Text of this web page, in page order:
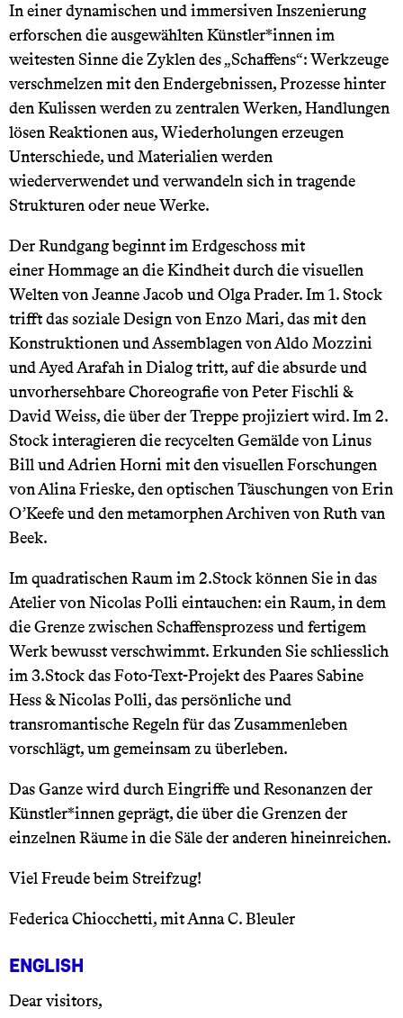
In einer dynamischen und immersiven Inszenierung
erforschen die ausgewählten Künstler*innen im
weitesten Sinne die Zyklen des „Schaffens“: Werkzeuge
verschmelzen mit den Endergebnissen, Prozesse hinter
den Kulissen werden zu zentralen Werken, Handlungen
lösen Reaktionen aus, Wiederholungen erzeugen
Unterschiede, und Materialien werden
wiederverwendet und verwandeln sich in tragende
Strukturen oder neue Werke.
Der Rundgang beginnt im Erdgeschoss mit
einer Hommage an die Kindheit durch die visuellen
Welten von Jeanne Jacob und Olga Prader. Im 1. Stock
trifft das soziale Design von Enzo Mari, das mit den
Konstruktionen und Assemblagen von Aldo Mozzini
und Ayed Arafah in Dialog tritt, auf die absurde und
unvorhersehbare Choreografie von Peter Fischli &
David Weiss, die über der Treppe projiziert wird. Im 2.
Stock interagieren die recycelten Gemälde von Linus
Bill und Adrien Horni mit den visuellen Forschungen
von Alina Frieske, den optischen Täuschungen von Erin
O’Keefe und den metamorphen Archiven von Ruth van
Beek.
Im quadratischen Raum im 2.Stock können Sie in das
Atelier von Nicolas Polli eintauchen: ein Raum, in dem
die Grenze zwischen Schaffensprozess und fertigem
Werk bewusst verschwimmt. Erkunden Sie schliesslich
im 3.Stock das Foto-Text-Projekt des Paares Sabine
Hess & Nicolas Polli, das persönliche und
transromantische Regeln für das Zusammenleben
vorschlägt, um gemeinsam zu überleben.
Das Ganze wird durch Eingriffe und Resonanzen der
Künstler*innen geprägt, die über die Grenzen der
einzelnen Räume in die Säle der anderen hineinreichen.
Viel Freude beim Streifzug!
Federica Chiocchetti, mit Anna C. Bleuler
English
Dear visitors,